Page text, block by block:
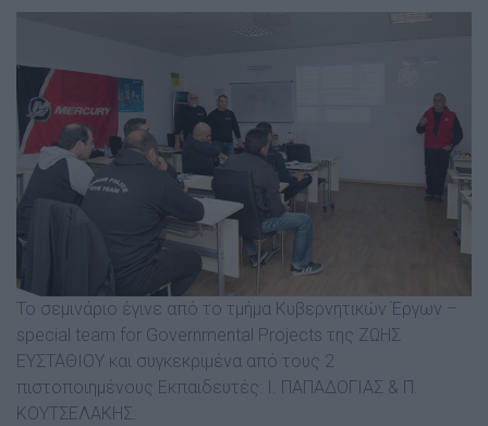
Το σεμινάριο έγινε από το τμήμα Κυβερνητικών Έργων –
special team for Governmental Projects της ΖΩΗΣ
ΕΥΣΤΑΘΙΟΥ και συγκεκριμένα από τους 2
πιστοποιημένους Εκπαιδευτές: Ι. ΠΑΠΑΔΟΓΙΑΣ & Π.
ΚΟΥΤΣΕΛΑΚΗΣ.